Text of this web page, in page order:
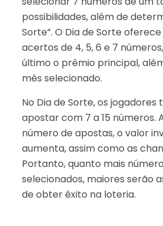
possibilidades, além de
Sorte”. O Dia de Sorte
acertos de 4, 5, 6 e 7
último o prêmio principal,
mês selecionado.
No Dia de Sorte, os jogadores
apostar com 7 a 15 números.
número de apostas, o valor
aumenta, assim como as
Portanto, quanto mais
selecionados, maiores serão
de obter êxito na loteria.